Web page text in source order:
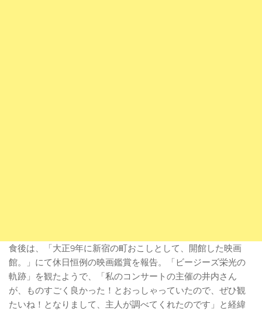
食後は、「大正9年に新宿の町おこしとして、開館した映画
館。」にて休日恒例の映画鑑賞を報告。「ビージーズ栄光の
軌跡」を観たようで、「私のコンサートの主催の井内さん
が、ものすごく良かった！とおっしゃっていたので、ぜひ観
たいね！となりまして、主人が調べてくれたのです」と経緯